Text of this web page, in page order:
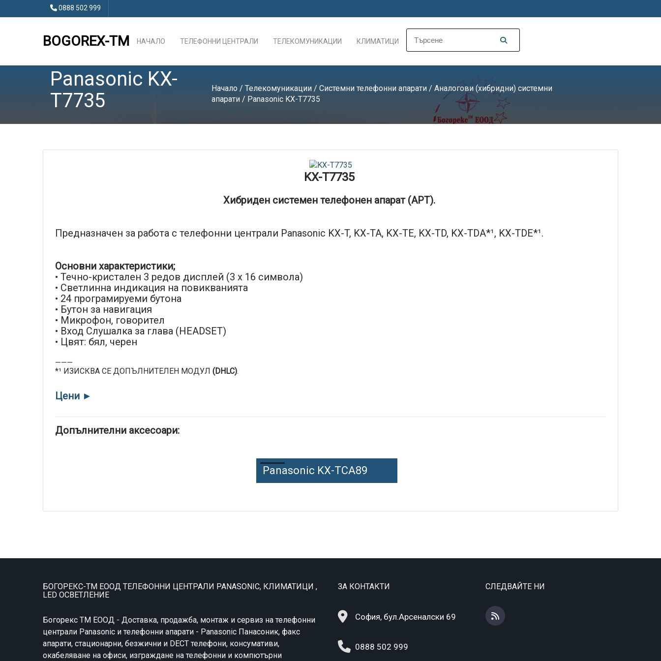
0888 502 999
BOGOREX-TM НАЧАЛО ТЕЛЕФОННИ ЦЕНТРАЛИ ТЕЛЕКОМУНИКАЦИИ КЛИМАТИЦИ
Panasonic KX-
T7735
Начало / Телекомуникации / Системни телефонни апарати / Аналогови (хибридни) системни
апарати / Panasonic KX-T7735
KX-T7735
Хибриден системен телефонен апарат (APT).
Предназначен за работа с телефонни централи Panasonic KX-T, KX-TA, KX-TE, KX-TD, KX-TDA*¹, KX-TDE*¹.
Основни характеристики;
• Течно-кристален 3 редов дисплей (3 x 16 символа)
• Светлинна индикация на повикванията
• 24 програмируеми бутона
• Бутон за навигация
• Микрофон, говорител
• Вход Слушалка за глава (HEADSET)
• Цвят: бял, черен
———
*¹ ИЗИСКВА СЕ ДОПЪЛНИТЕЛЕН МОДУЛ (DHLC).
Цени ►
Допълнителни аксесоари:
Panasonic KX-TCA89
БОГОРЕКС-ТМ ЕООД ТЕЛЕФОННИ ЦЕНТРАЛИ PANASONIC, КЛИМАТИЦИ ,
LED ОСВЕТЛЕНИЕ
Богорекс ТМ ЕООД - Доставка, продажба, монтаж и сервиз на телефонни
централи Panasonic и телефонни апарати - Panasonic Панасоник, факс
апарати, стационарни, безжични и DECT телефони, консумативи,
окабеляване на офиси, изграждане на телефонни и компютърни
ЗА КОНТАКТИ
София, бул.Арсеналски 69
0888 502 999
СЛЕДВАЙТЕ НИ